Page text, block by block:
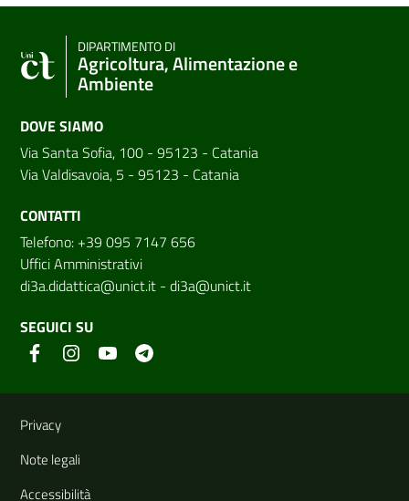
DIPARTIMENTO DI
Agricoltura, Alimentazione e
Ambiente
DOVE SIAMO
Via Santa Sofia, 100 - 95123 - Catania
Via Valdisavoia, 5 - 95123 - Catania
CONTATTI
Telefono: +39 095 7147 656
Uffici Amministrativi
di3a.didattica@unict.it - di3a@unict.it
SEGUICI SU
Link e informazioni utili
Privacy
Note legali
Accessibilità